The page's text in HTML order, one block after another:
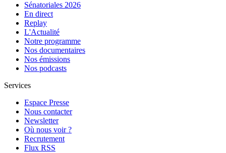
Sénatoriales 2026
En direct
Replay
L'Actualité
Notre programme
Nos documentaires
Nos émissions
Nos podcasts
Services
Espace Presse
Nous contacter
Newsletter
Où nous voir ?
Recrutement
Flux RSS